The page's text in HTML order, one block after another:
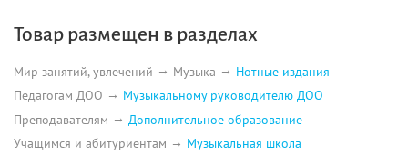
Товар размещен в разделах
Мир занятий, увлечений Музыка
Нотные издания
Педагогам ДОО
Музыкальному руководителю ДОО
Преподавателям
Дополнительное образование
Учащимся и абитуриентам
Музыкальная школа